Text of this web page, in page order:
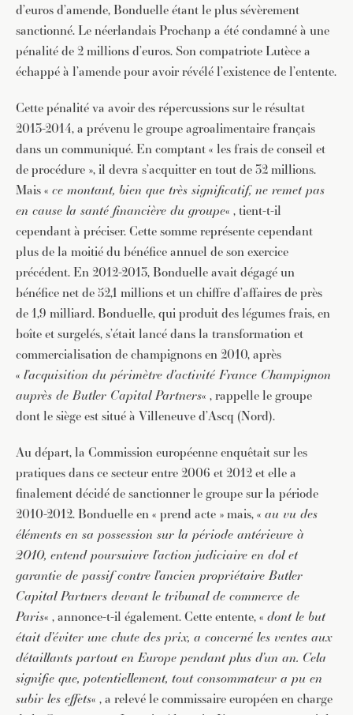
d’euros d’amende, Bonduelle étant le plus sévèrement
sanctionné. Le néerlandais Prochanp a été condamné à une
pénalité de 2 millions d’euros. Son compatriote Lutèce a
échappé à l’amende pour avoir révélé l’existence de l’entente.
Cette pénalité va avoir des répercussions sur le résultat
2013-2014, a prévenu le groupe agroalimentaire français
dans un communiqué. En comptant « les frais de conseil et
de procédure », il devra s’acquitter en tout de 32 millions.
Mais « ce montant, bien que très significatif, ne remet pas
en cause la santé financière du groupe« , tient-t-il
cependant à préciser. Cette somme représente cependant
plus de la moitié du bénéfice annuel de son exercice
précédent. En 2012-2013, Bonduelle avait dégagé un
bénéfice net de 52,1 millions et un chiffre d’affaires de près
de 1,9 milliard. Bonduelle, qui produit des légumes frais, en
boîte et surgelés, s’était lancé dans la transformation et
commercialisation de champignons en 2010, après
« l’acquisition du périmètre d’activité France Champignon
auprès de Butler Capital Partners« , rappelle le groupe
dont le siège est situé à Villeneuve d’Ascq (Nord).
Au départ, la Commission européenne enquêtait sur les
pratiques dans ce secteur entre 2006 et 2012 et elle a
finalement décidé de sanctionner le groupe sur la période
2010-2012. Bonduelle en « prend acte » mais, « au vu des
éléments en sa possession sur la période antérieure à
2010, entend poursuivre l’action judiciaire en dol et
garantie de passif contre l’ancien propriétaire Butler
Capital Partners devant le tribunal de commerce de
Paris« , annonce-t-il également. Cette entente, « dont le but
était d’éviter une chute des prix, a concerné les ventes aux
détaillants partout en Europe pendant plus d’un an. Cela
signifie que, potentiellement, tout consommateur a pu en
subir les effets« , a relevé le commissaire européen en charge